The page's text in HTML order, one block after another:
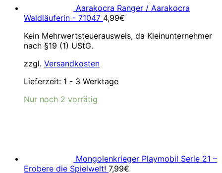
Aarakocra Ranger / Aarakocra
Waldläuferin - 71047 4,99€
Kein Mehrwertsteuerausweis, da Kleinunternehmer
nach §19 (1) UStG.
zzgl. Versandkosten
Lieferzeit: 1 - 3 Werktage
Nur noch 2 vorrätig
Mongolenkrieger Playmobil Serie 21 –
Erobere die Spielwelt! 7,99€